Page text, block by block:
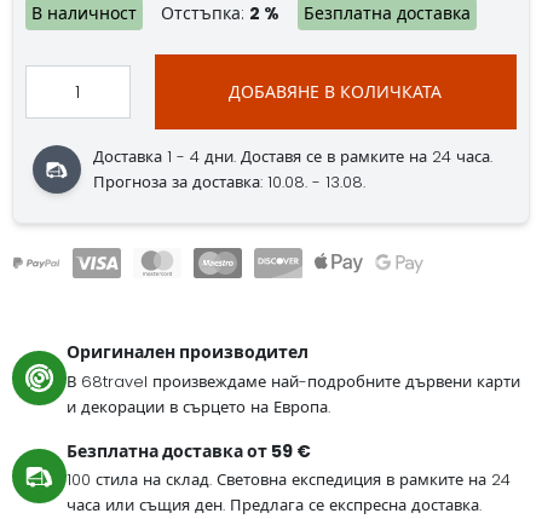
В наличност Отстъпка: 2 % Безплатна доставка
ДОБАВЯНЕ В КОЛИЧКАТА
Доставка 1 - 4 дни. Доставя се в рамките на 24 часа.
Прогноза за доставка: 10.08. - 13.08.
Оригинален производител
В 68travel произвеждаме най-подробните дървени карти
и декорации в сърцето на Европа.
Безплатна доставка от 59 €
100 стила на склад. Световна експедиция в рамките на 24
часа или същия ден. Предлага се експресна доставка.